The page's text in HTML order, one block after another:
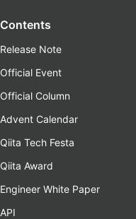
Contents
Release Note
Official Event
Official Column
Advent Calendar
Qiita Tech Festa
Qiita Award
Engineer White Paper
API